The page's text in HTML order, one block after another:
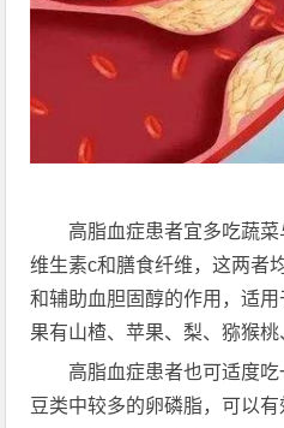
高脂血症患者宜多吃蔬
维生素c和膳食纤维，这两者
和辅助血胆固醇的作用，适
果有山楂、苹果、梨、猕猴桃
高脂血症患者也可适度
豆类中较多的卵磷脂，可以